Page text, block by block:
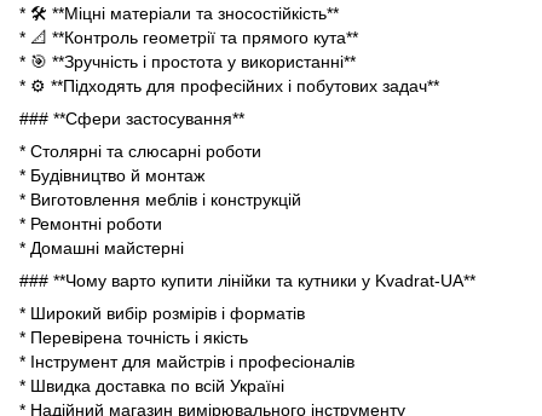
* 🛠 **Міцні матеріали та зносостійкість**
* 📐 **Контроль геометрії та прямого кута**
* 🎯 **Зручність і простота у використанні**
* ⚙ **Підходять для професійних і побутових задач**
### **Сфери застосування**
* Столярні та слюсарні роботи
* Будівництво й монтаж
* Виготовлення меблів і конструкцій
* Ремонтні роботи
* Домашні майстерні
### **Чому варто купити лінійки та кутники у Kvadrat-UA**
* Широкий вибір розмірів і форматів
* Перевірена точність і якість
* Інструмент для майстрів і професіоналів
* Швидка доставка по всій Україні
* Надійний магазин вимірювального інструменту